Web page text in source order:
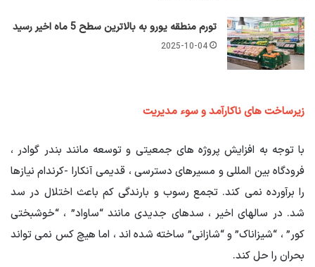
تورم منطقه یورو به بالاترین سطح 5 ماه اخیر رسید
2025-10-04
زیرساخت های ناکارآمد و سوء مدیریت
با توجه به افزایش پروژه های جمعیتی و توسعه مانند بندر گوادر ،
فرودگاه بین المللی و مسیرهای دسترسی ، قدیمی آنکارا -کرندام نیازها
را برآورده نمی کند. تجمع رسوب و بارندگی کم باعث اختلال در سد
شد. در سالهای اخیر ، سدهای جدیدی مانند “ساواد” ، “خوشبختی
کور” ، “شیزاناک” و “شازانی” ساخته شده اند ، اما هیچ کس نمی تواند
بحران را حل کند.